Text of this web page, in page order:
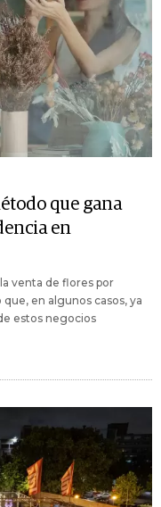
que gana
en
venta de flores por
en algunos casos, ya
estos negocios